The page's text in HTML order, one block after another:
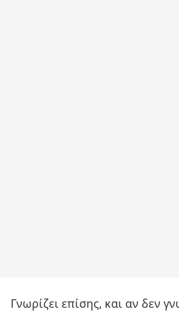
Γνωρίζει επίσης, και αν δεν